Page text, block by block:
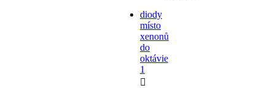
diody
místo
xenonů
do
oktávie
1